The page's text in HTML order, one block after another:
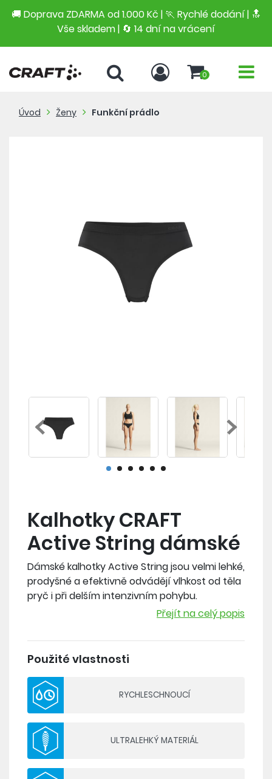
🚚 Doprava ZDARMA od 1.000 Kč | 🏃 Rychlé dodání | 🔝
Vše skladem | 🔄 14 dní na vrácení
0
Úvod Ženy Funkční prádlo
Kalhotky CRAFT
Active String dámské
Dámské kalhotky Active String jsou velmi lehké,
prodyšné a efektivně odvádějí vlhkost od těla
pryč i při delším intenzivním pohybu.
Inovovaný fit v kombinaci s příjemným
Složení: 91 % recyklovaný polyamid, 9 % elastan
- lehký a prodyšný materiál
- ergonomický a komfortní střih
Přejít na celý popis
Použité vlastnosti
RYCHLESCHNOUCÍ
ULTRALEHKÝ MATERIÁL